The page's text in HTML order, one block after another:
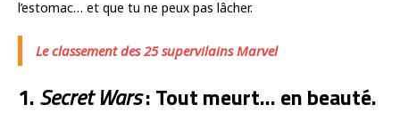
l’estomac… et que tu ne peux pas lâcher.
Le classement des 25 supervilains Marvel
1.Secret Wars: Tout meurt… en beauté.